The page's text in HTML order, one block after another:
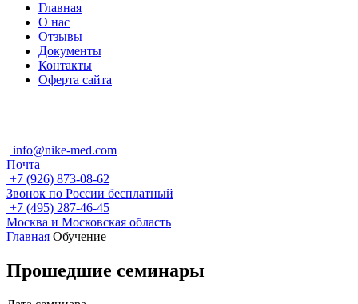
Главная
О нас
Отзывы
Документы
Контакты
Оферта сайта
info@nike-med.com
Почта
+7 (926) 873-08-62
Звонок по России бесплатный
+7 (495) 287-46-45
Москва и Московская область
Главная Обучение
Прошедшие семинары